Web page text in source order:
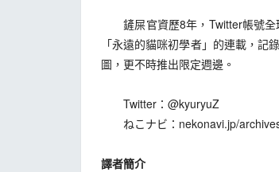
鏟屎官資歷8年，Twitter帳號全
「永遠的貓咪初學者」的連載，
圖，更不時推出限定週邊。
Twitter：@kyuryuZ
ねこナビ：nekonavi.jp/
譯者簡介